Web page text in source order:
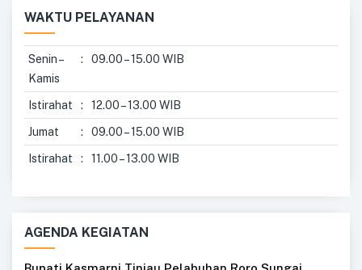
WAKTU PELAYANAN
Senin –
Kamis
: 09.00 – 15.00 WIB
Istirahat : 12.00 – 13.00 WIB
Jumat : 09.00 – 15.00 WIB
Istirahat : 11.00 – 13.00 WIB
AGENDA KEGIATAN